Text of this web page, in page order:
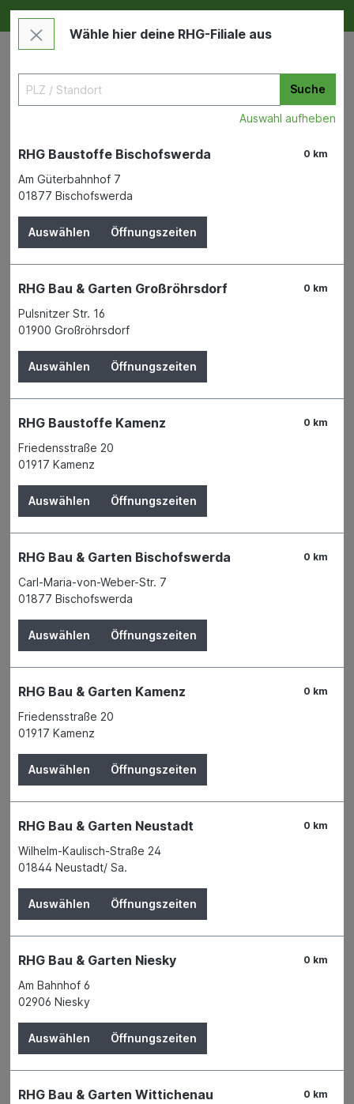
Deine RHG NEU ERLEBEN
Baueimer und Kübel
Bauen & Renovieren
Maschinen & Werkzeuge
Baustellengeräte
Baustellenbedarf
Elektrowerkzeuge & Zubehör
Werkstatt
Angebote
Garten
Tierbedarf
Verleihservice
Karriere
Filter
Wähle hier deine RHG-Filiale aus
Suche
Auswahl aufheben
0 km
RHG Baustoffe Bischofswerda
Am Güterbahnhof 7
01877 Bischofswerda
Auswählen Öffnungszeiten
0 km
RHG Bau & Garten Großröhrsdorf
Pulsnitzer Str. 16
01900 Großröhrsdorf
Auswählen Öffnungszeiten
0 km
RHG Baustoffe Kamenz
Friedensstraße 20
01917 Kamenz
Auswählen Öffnungszeiten
0 km
RHG Bau & Garten Bischofswerda
Carl-Maria-von-Weber-Str. 7
01877 Bischofswerda
Auswählen Öffnungszeiten
0 km
RHG Bau & Garten Kamenz
Friedensstraße 20
01917 Kamenz
Auswählen Öffnungszeiten
0 km
RHG Bau & Garten Neustadt
Wilhelm-Kaulisch-Straße 24
01844 Neustadt/ Sa.
Auswählen Öffnungszeiten
0 km
RHG Bau & Garten Niesky
Am Bahnhof 6
02906 Niesky
Auswählen Öffnungszeiten
0 km
RHG Bau & Garten Wittichenau